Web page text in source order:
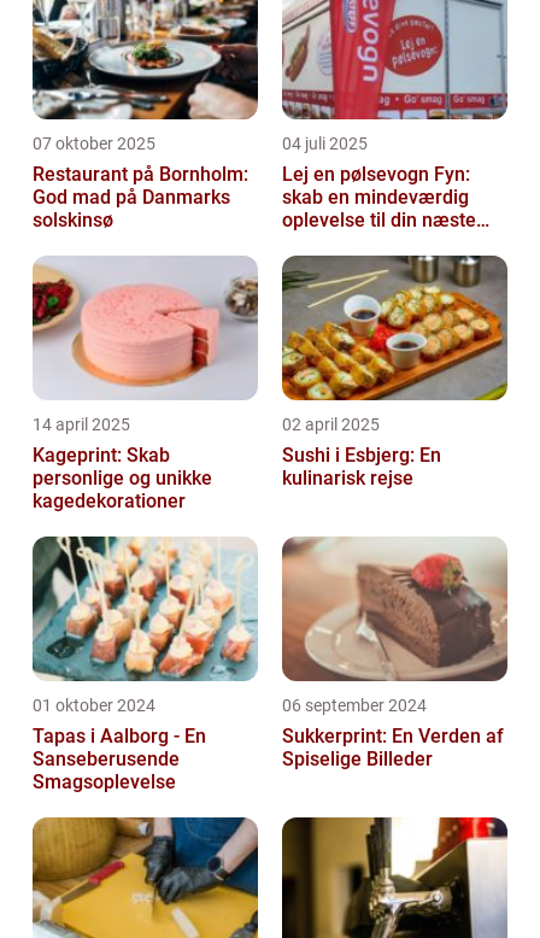
07 oktober 2025
Restaurant på Bornholm:
God mad på Danmarks
solskinsø
04 juli 2025
Lej en pølsevogn Fyn:
skab en mindeværdig
oplevelse til din næste
14 april 2025
Kageprint: Skab
personlige og unikke
kagedekorationer
02 april 2025
Sushi i Esbjerg: En
kulinarisk rejse
01 oktober 2024
Tapas i Aalborg - En
Sanseberusende
Smagsoplevelse
06 september 2024
Sukkerprint: En Verden af
Spiselige Billeder